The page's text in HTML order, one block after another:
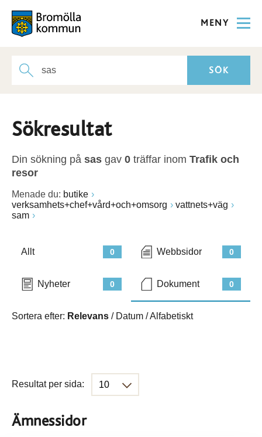
MENY
Sökresultat
Din sökning på sas gav 0 träffar inom Trafik och
resor
Menade du: butike
verksamhets+chef+vård+och+omsorg
vattnets+väg
sam
0
Allt 0
Webbsidor
0
Nyheter 0
Dokument
Sortera efter: Relevans / Datum /Alfabetiskt
Resultat per sida:
Ämnessidor